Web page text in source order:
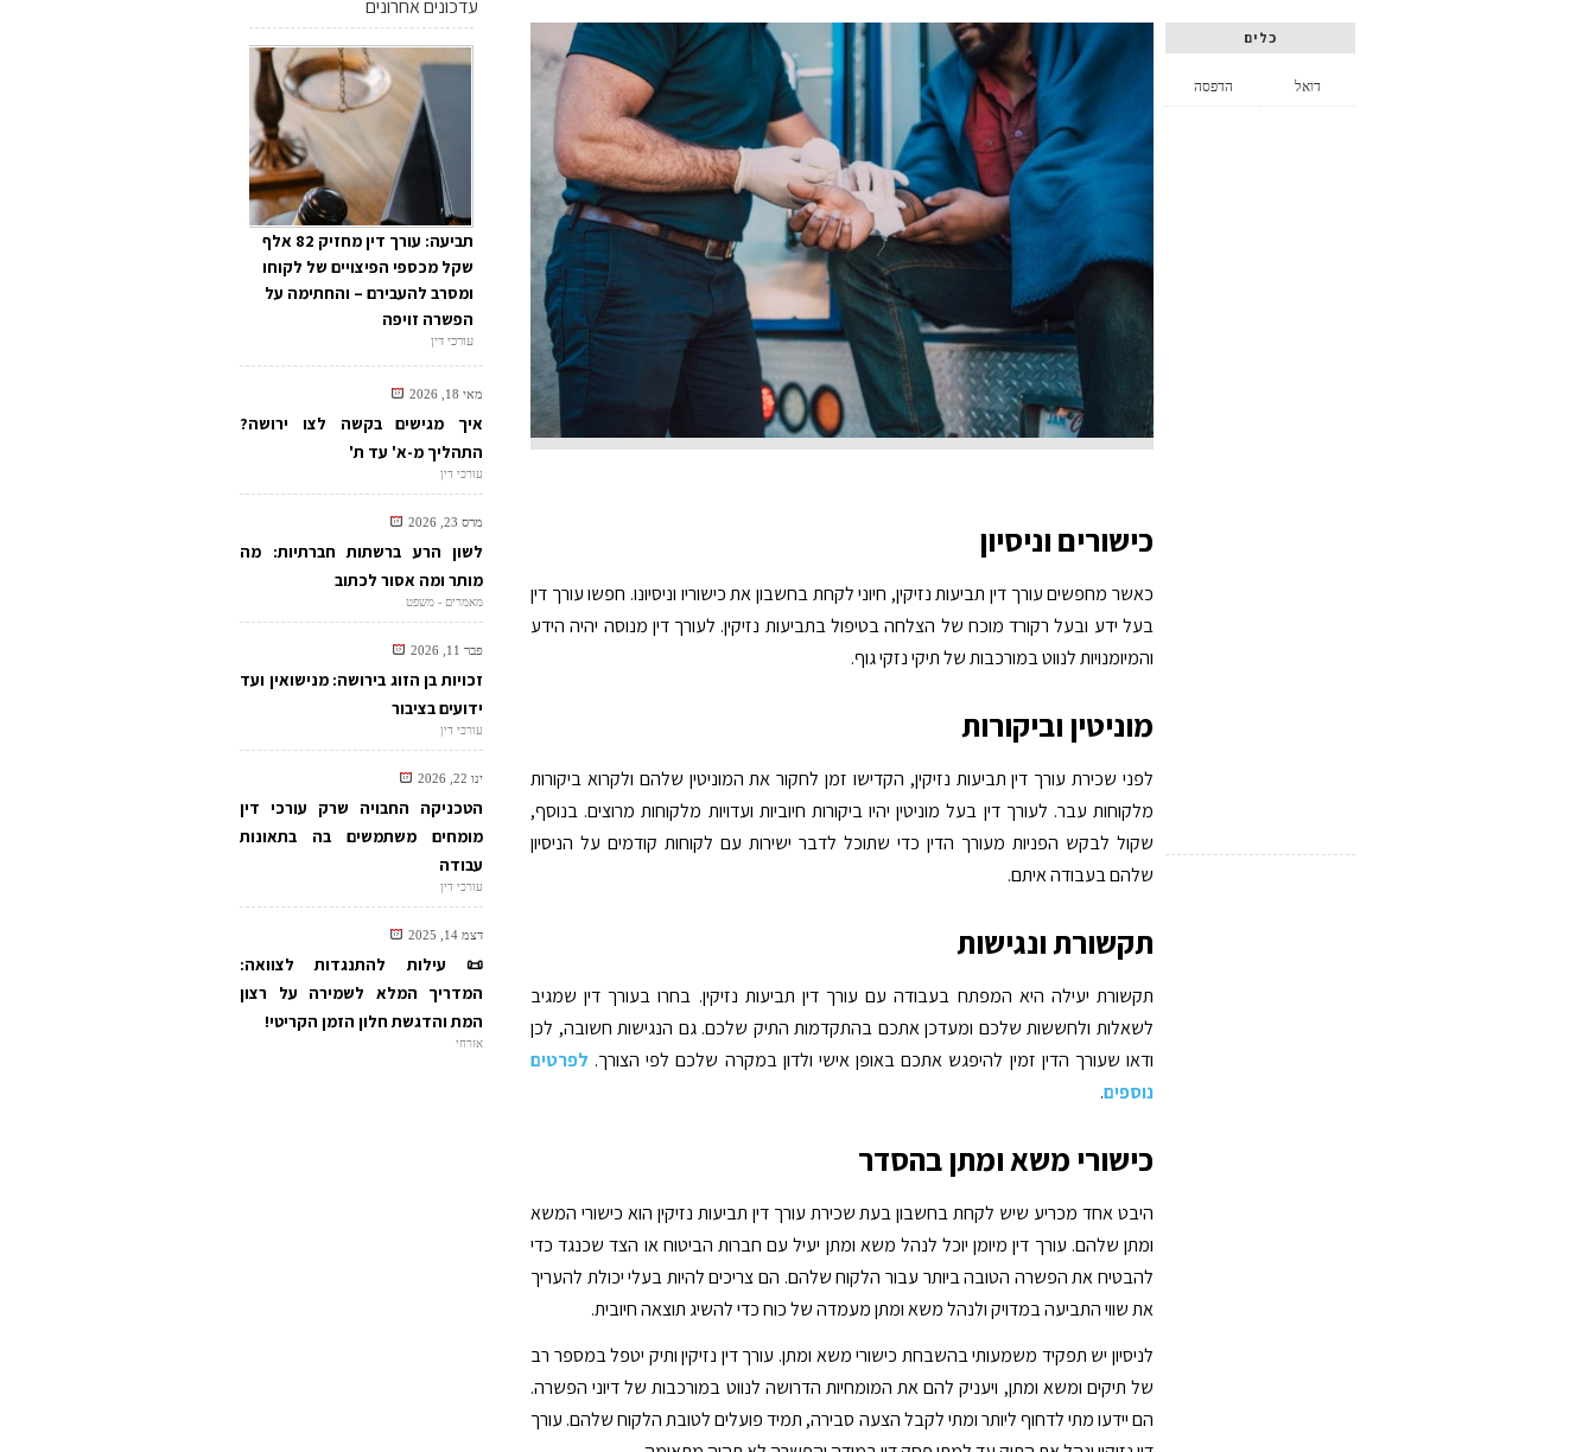
כלים
הדפסה דואל
כישורים וניסיון
כאשר מחפשים עורך דין תביעות נזיקין, חיוני לקחת בחשבון את כישוריו וניסיונו. חפשו עורך דין
בעל ידע ובעל רקורד מוכח של הצלחה בטיפול בתביעות נזיקין. לעורך דין מנוסה יהיה הידע
והמיומנויות לנווט במורכבות של תיקי נזקי גוף.
מוניטין וביקורות
לפני שכירת עורך דין תביעות נזיקין, הקדישו זמן לחקור את המוניטין שלהם ולקרוא ביקורות
מלקוחות עבר. לעורך דין בעל מוניטין יהיו ביקורות חיוביות ועדויות מלקוחות מרוצים. בנוסף,
שקול לבקש הפניות מעורך הדין כדי שתוכל לדבר ישירות עם לקוחות קודמים על הניסיון
שלהם בעבודה איתם.
תקשורת ונגישות
תקשורת יעילה היא המפתח בעבודה עם עורך דין תביעות נזיקין. בחרו בעורך דין שמגיב
לשאלות ולחששות שלכם ומעדכן אתכם בהתקדמות התיק שלכם. גם הנגישות חשובה, לכן
ודאו שעורך הדין זמין להיפגש אתכם באופן אישי ולדון במקרה שלכם לפי הצורך. לפרטים
נוספים.
כישורי משא ומתן בהסדר
היבט אחד מכריע שיש לקחת בחשבון בעת שכירת עורך דין תביעות נזיקין הוא כישורי המשא
ומתן שלהם. עורך דין מיומן יוכל לנהל משא ומתן יעיל עם חברות הביטוח או הצד שכנגד כדי
להבטיח את הפשרה הטובה ביותר עבור הלקוח שלהם. הם צריכים להיות בעלי יכולת להעריך
את שווי התביעה במדויק ולנהל משא ומתן מעמדה של כוח כדי להשיג תוצאה חיובית.
לניסיון יש תפקיד משמעותי בהשבחת כישורי משא ומתן. עורך דין נזיקין ותיק יטפל במספר רב
של תיקים ומשא ומתן, ויעניק להם את המומחיות הדרושה לנווט במורכבות של דיוני הפשרה.
הם יידעו מתי לדחוף ליותר ומתי לקבל הצעה סבירה, תמיד פועלים לטובת הלקוח שלהם. עורך
עדכונים אחרונים
תביעה: עורך דין מחזיק 82 אלף
שקל מכספי הפיצויים של לקוחו
ומסרב להעבירם – והחתימה על
הפשרה זויפה
עורכי דין
מאי 18, 2026
איך מגישים בקשה לצו ירושה?
התהליך מ-א' עד ת'
עורכי דין
מרס 23, 2026
לשון הרע ברשתות חברתיות: מה
מותר ומה אסור לכתוב
מאמרים - משפט
פבר 11, 2026
זכויות בן הזוג בירושה: מנישואין ועד
ידועים בציבור
עורכי דין
ינו 22, 2026
הטכניקה החבויה שרק עורכי דין
מומחים משתמשים בה בתאונות
עבודה
עורכי דין
דצמ 14, 2025
📜 עילות להתנגדות לצוואה:
המדריך המלא לשמירה על רצון
המת והדגשת חלון הזמן הקריטי!
אזרחי